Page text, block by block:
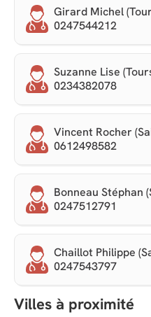
Girard Michel
0247544212
Suzanne Lise
0234382078
Vincent Rocher
0612498582
Bonneau Stéphan
0247512791
Chaillot Philippe
0247543797
Villes à proximité